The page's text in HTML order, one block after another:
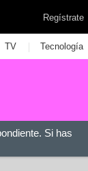
Regístrate
TV | Tecnología
Si has